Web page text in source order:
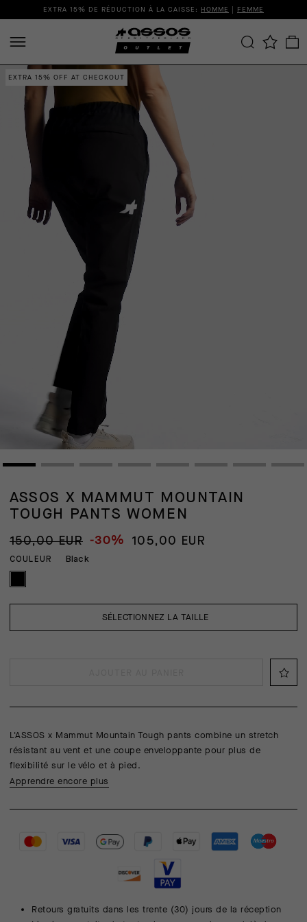
EXTRA 15% DE RÉDUCTION À LA CAISSE: HOMME | FEMME
EXTRA 15% OFF AT CHECKOUT
ASSOS X MAMMUT MOUNTAIN
TOUGH PANTS WOMEN
150,00 EUR -30% 105,00 EUR
COULEUR Black
SÉLECTIONNEZ LA TAILLE
L'ASSOS x Mammut Mountain Tough pants combine un stretch
résistant au vent et une coupe enveloppante pour plus de
flexibilité sur le vélo et à pied.
Apprendre encore plus
Retours gratuits dans les trente (30) jours de la réception